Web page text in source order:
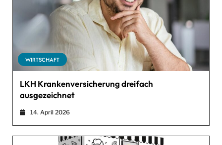
WIRTSCHAFT
LKH Krankenversicherung dreifach
ausgezeichnet
14. April 2026